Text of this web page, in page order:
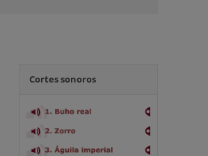
Cortes sonoros